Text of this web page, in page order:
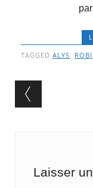
TAGGEDALYS, ROBI
Post
Laisser